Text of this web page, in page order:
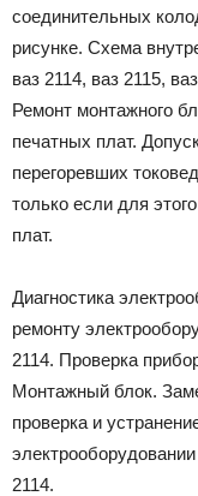
соединительных
рисунке. Схема
ваз 2114, ваз 2115,
Ремонт монтажного
печатных плат.
перегоревших
только если для
плат.
Диагностика
ремонту
2114. Проверка
Монтажный блок.
проверка и
2114.